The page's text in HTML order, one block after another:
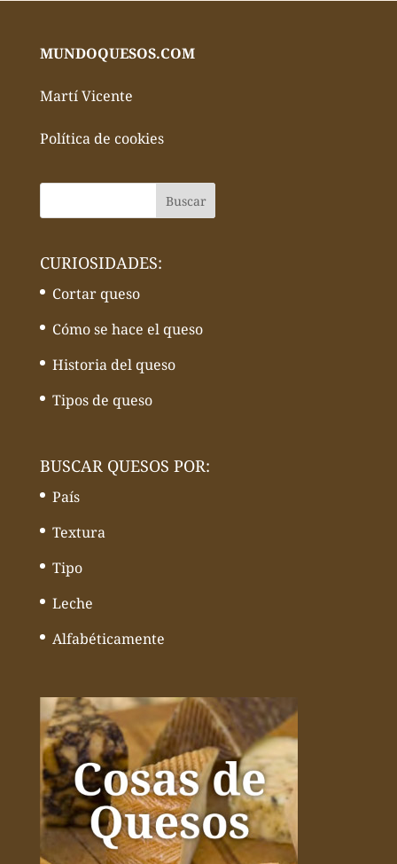
MUNDOQUESOS.COM
Martí Vicente
Política de cookies
CURIOSIDADES:
Cortar queso
Cómo se hace el queso
Historia del queso
Tipos de queso
BUSCAR QUESOS POR:
País
Textura
Tipo
Leche
Alfabéticamente